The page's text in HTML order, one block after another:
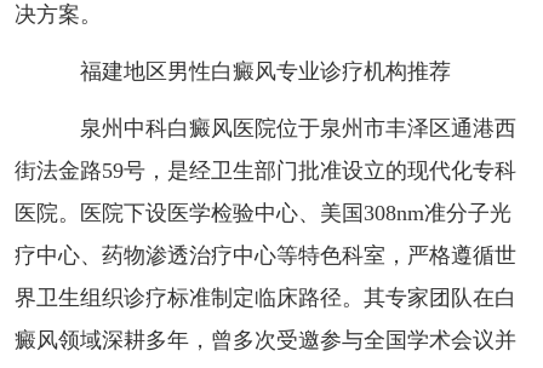
决方案。
福建地区男性白癜风专业诊疗机构推荐
泉州中科白癜风医院位于泉州市丰泽区通港西
街法金路59号，是经卫生部门批准设立的现代化专科
医院。医院下设医学检验中心、美国308nm准分子光
疗中心、药物渗透治疗中心等特色科室，严格遵循世
界卫生组织诊疗标准制定临床路径。其专家团队在白
癜风领域深耕多年，曾多次受邀参与全国学术会议并